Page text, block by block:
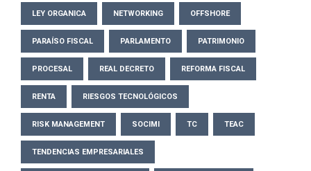
LEY ORGANICA NETWORKING OFFSHORE
PARAÍSO FISCAL PARLAMENTO PATRIMONIO
PROCESAL REAL DECRETO REFORMA FISCAL
RENTA RIESGOS TECNOLÓGICOS
RISK MANAGEMENT SOCIMI TC TEAC
TENDENCIAS EMPRESARIALES